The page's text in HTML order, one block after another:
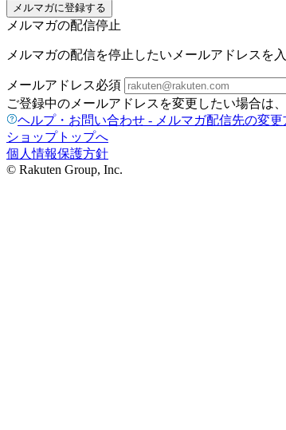
メルマガに登録する
メルマガの配信停止
メルマガの配信を停止したいメールアドレスを
メールアドレス必須
ご登録中のメールアドレスを変更したい場合は
ヘルプ・お問い合わせ - メルマガ配信先の変
ショップトップへ
個人情報保護方針
© Rakuten Group, Inc.